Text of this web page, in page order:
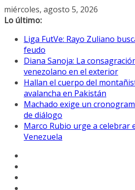
Saltar
al
miércoles, agosto 5, 2026
Lo último:
Liga FutVe: Rayo Zuliano
feudo
Diana Sanoja: La
venezolano en el exterior
Hallan el cuerpo del
avalancha en Pakistán
Machado exige un
de diálogo
Marco Rubio urge a celebrar
Venezuela